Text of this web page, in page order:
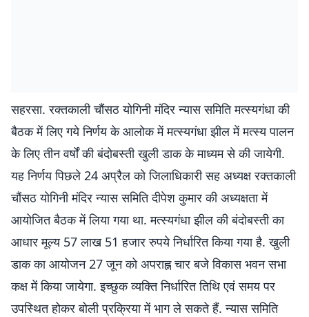
सहरसा. रक्तकाली चौंसठ योगिनी मंदिर न्यास समिति मत्स्यगंधा की
बैठक में लिए गये निर्णय के आलोक में मत्स्यगंधा झील में मत्स्य पालन
के लिए तीन वर्षों की बंदोबस्ती खुली डाक के माध्यम से की जायेगी.
यह निर्णय पिछले 24 अप्रैल को जिलाधिकारी सह अध्यक्ष रक्तकाली
चौंसठ योगिनी मंदिर न्यास समिति दीपेश कुमार की अध्यक्षता में
आयोजित बैठक में लिया गया था. मत्स्यगंधा झील की बंदोबस्ती का
आधार मूल्य 57 लाख 51 हजार रुपये निर्धारित किया गया है. खुली
डाक का आयोजन 27 जून को अपराह्न चार बजे विकास भवन सभा
कक्ष में किया जायेगा. इच्छुक व्यक्ति निर्धारित तिथि एवं समय पर
उपस्थित होकर बोली प्रक्रिया में भाग ले सकते हैं. न्यास समिति